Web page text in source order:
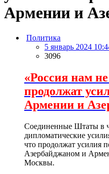
Армении и
Политика
5 январь 2024
3096
«Россия нам
продолжат
Армении и
Соединенные Штаты в
дипломатические
что продолжат усилия
Азербайджаном и
Москвы.